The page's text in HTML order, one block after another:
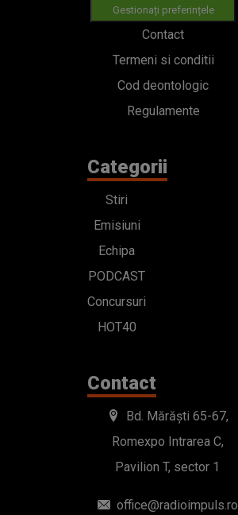
Gestionați preferințele
Contact
Termeni si conditii
Cod deontologic
Regulamente
Categorii
Stiri
Emisiuni
Echipa
PODCAST
Concursuri
HOT40
Contact
Bd. Mărăști 65-67,
Romexpo Intrarea C,
Pavilion T, sector 1
office@radioimpuls.ro